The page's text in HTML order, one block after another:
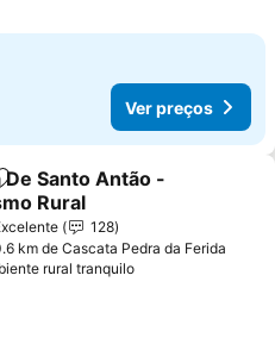
Ver preços
aos favoritos
De Santo Antão -
Rural
128
km de Cascata Pedra da Ferida
rural tranquiloVer preços